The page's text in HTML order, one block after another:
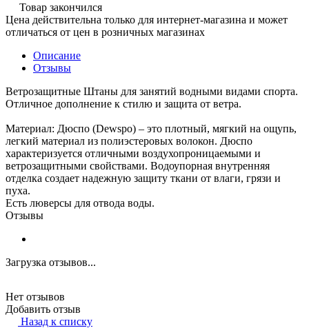
Товар закончился
Цена действительна только для интернет-магазина и может
отличаться от цен в розничных магазинах
Описание
Отзывы
Ветрозащитные Штаны для занятий водными видами спорта.
Отличное дополнение к стилю и защита от ветра.
Материал: Дюспо (Dewspo) – это плотный, мягкий на ощупь,
легкий материал из полиэстеровых волокон. Дюспо
характеризуется отличными воздухопроницаемыми и
ветрозащитными свойствами. Водоупорная внутренняя
отделка создает надежную защиту ткани от влаги, грязи и
пуха.
Есть люверсы для отвода воды.
Отзывы
Загрузка отзывов...
Нет отзывов
Добавить отзыв
Назад к списку